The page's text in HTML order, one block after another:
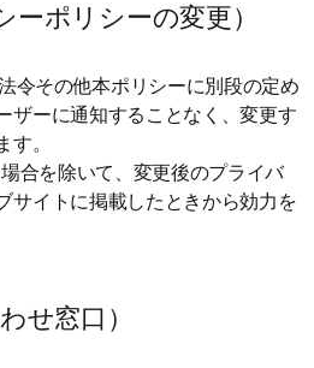
ポリシーの変更）
令その他本ポリシーに別段の定め
ザーに通知することなく、変更す
。
合を除いて、変更後のプライバ
サイトに掲載したときから効力を
せ窓口）